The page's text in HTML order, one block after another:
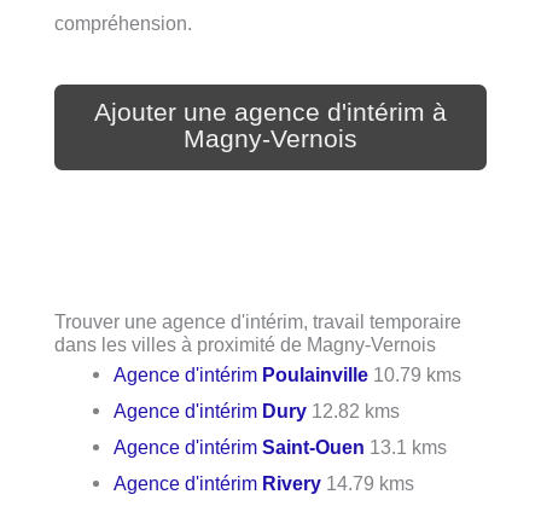
compréhension.
Ajouter une agence d'intérim à
Magny-Vernois
Trouver une agence d'intérim, travail temporaire
dans les villes à proximité de Magny-Vernois
Agence d'intérim Poulainville 10.79 kms
Agence d'intérim Dury 12.82 kms
Agence d'intérimSaint-Ouen 13.1 kms
Agence d'intérim Rivery 14.79 kms